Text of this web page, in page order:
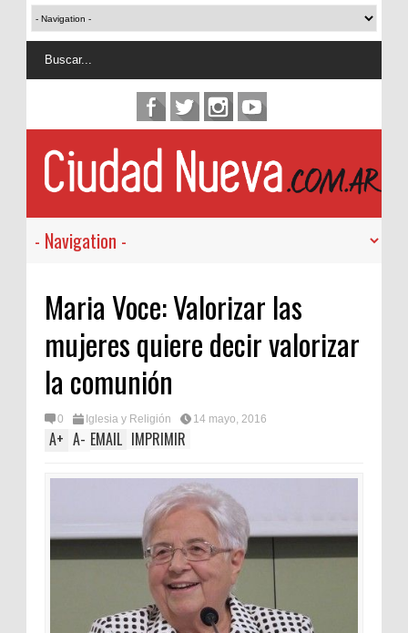
Maria Voce: Valorizar las
mujeres quiere decir valorizar
la comunión
0 Iglesia y Religión 14 mayo, 2016
A+ A- EMAIL IMPRIMIR